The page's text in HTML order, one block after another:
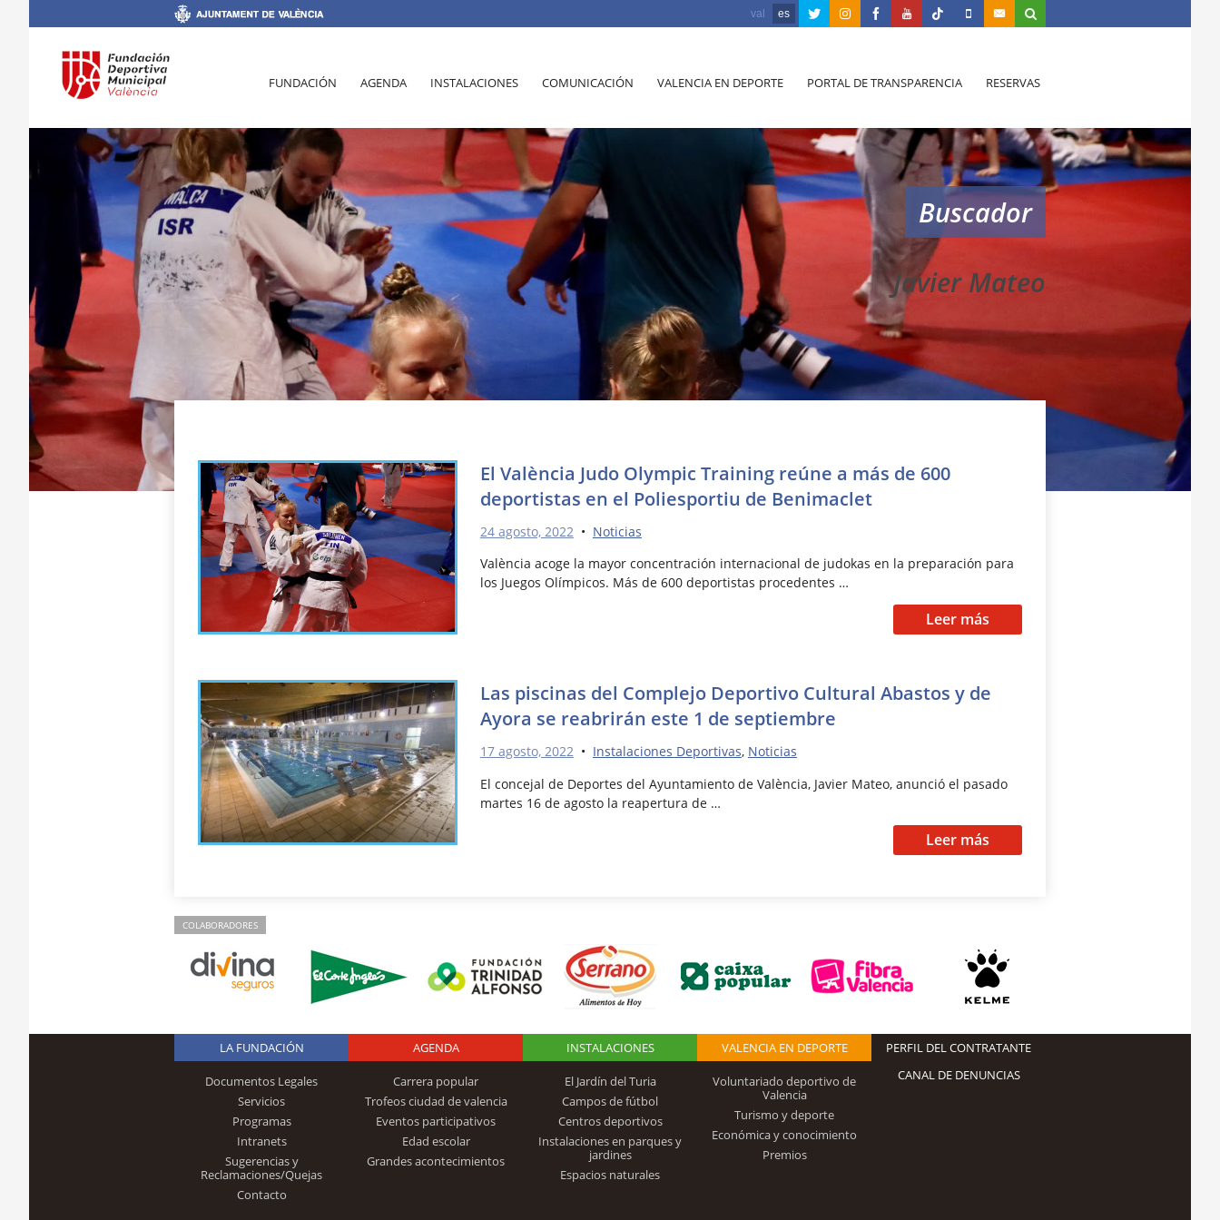
val es
FUNDACIÓN AGENDA INSTALACIONES COMUNICACIÓN VALENCIA EN DEPORTE PORTAL DE TRANSPARENCIA RESERVAS
Buscador
Javier Mateo
El València Judo Olympic Training reúne a más de 600
deportistas en el Poliesportiu de Benimaclet
24 agosto, 2022 • Noticias
València acoge la mayor concentración internacional de judokas en la preparación para
los Juegos Olímpicos. Más de 600 deportistas procedentes …
Leer más
Las piscinas del Complejo Deportivo Cultural Abastos y de
Ayora se reabrirán este 1 de septiembre
17 agosto, 2022• Instalaciones Deportivas, Noticias
El concejal de Deportes del Ayuntamiento de València, Javier Mateo, anunció el pasado
martes 16 de agosto la reapertura de …
Leer más
COLABORADORES
Logo Fundación
Trinidad Alfonso
LA FUNDACIÓN
Documentos Legales
Servicios
Programas
Intranets
Sugerencias y
Reclamaciones/Quejas
Contacto
AGENDA
Carrera popular
Trofeos ciudad de valencia
Eventos participativos
Edad escolar
Grandes acontecimientos
INSTALACIONES
El Jardín del Turia
Campos de fútbol
Centros deportivos
Instalaciones en parques y
jardines
Espacios naturales
VALENCIA EN DEPORTE
Voluntariado deportivo de
Valencia
Turismo y deporte
Económica y conocimiento
Premios
PERFIL DEL CONTRATANTE
CANAL DE DENUNCIAS